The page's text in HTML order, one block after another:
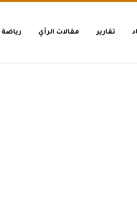
تقارير مقالات الرأي رياضة